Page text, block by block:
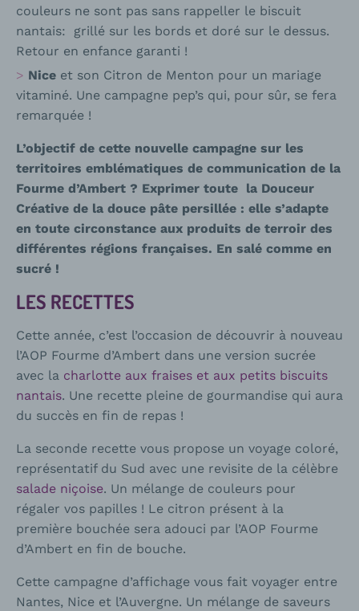
couleurs ne sont pas sans rappeller le biscuit
nantais: grillé sur les bords et doré sur le dessus.
Retour en enfance garanti !
Nice et son Citron de Menton pour un mariage
vitaminé. Une campagne pep’s qui, pour sûr, se fera
remarquée !
L’objectif de cette nouvelle campagne sur les
territoires emblématiques de communication de la
Fourme d’Ambert ? Exprimer toute la Douceur
Créative de la douce pâte persillée : elle s’adapte
en toute circonstance aux produits de terroir des
différentes régions françaises. En salé comme en
sucré !
LES RECETTES
Cette année, c’est l’occasion de découvrir à nouveau
l’AOP Fourme d’Ambert dans une version sucrée
avec la charlotte aux fraises et aux petits biscuits
nantais. Une recette pleine de gourmandise qui aura
du succès en fin de repas !
La seconde recette vous propose un voyage coloré,
représentatif du Sud avec une revisite de la célèbre
salade niçoise. Un mélange de couleurs pour
régaler vos papilles ! Le citron présent à la
première bouchée sera adouci par l’AOP Fourme
d’Ambert en fin de bouche.
Cette campagne d’affichage vous fait voyager entre
Nantes, Nice et l’Auvergne. Un mélange de saveurs